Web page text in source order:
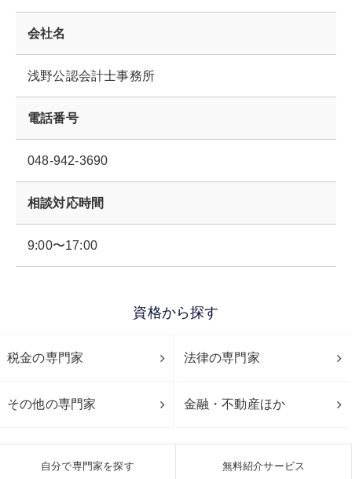
会社名
浅野公認会計士事務所
電話番号
048-942-3690
相談対応時間
9:00〜17:00
資格から探す
税金の専門家 法律の専門家
その他の専門家 金融・不動産ほか
自分で専門家を探す 無料紹介サービス